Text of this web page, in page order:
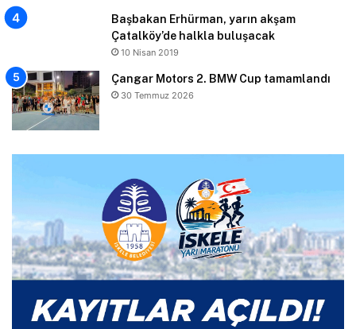
Başbakan Erhürman, yarın akşam
Çatalköy’de halkla buluşacak
10 Nisan 2019
Çangar Motors 2. BMW Cup tamamlandı
30 Temmuz 2026